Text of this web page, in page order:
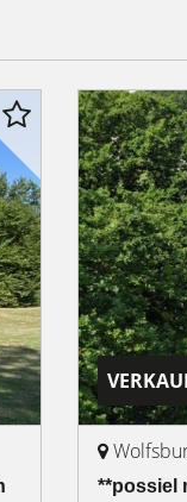
**possiel